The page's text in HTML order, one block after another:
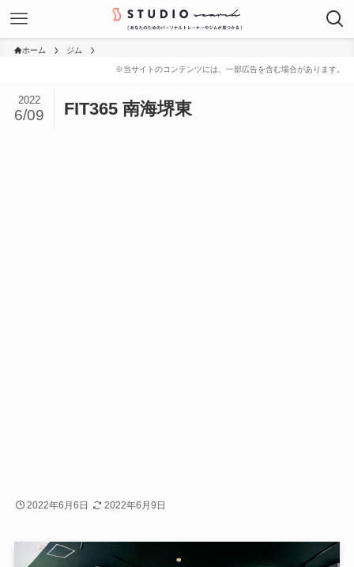
ホーム ジム
FIT365 南海堺東
2022
6/09
2022年6月6日 2022年6月9日